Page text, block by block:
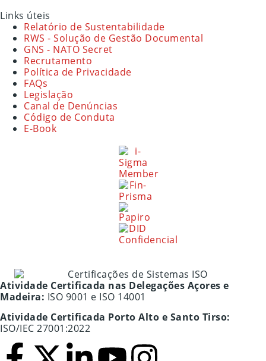
Links úteis
Relatório de Sustentabilidade
RWS - Solução de Gestão Documental
GNS - NATO Secret
Recrutamento
Política de Privacidade
FAQs
Legislação
Canal de Denúncias
Código de Conduta
E-Book
Atividade Certificada nas Delegações Açores e
Madeira: ISO 9001 e ISO 14001
Atividade Certificada Porto Alto e Santo Tirso:
ISO/IEC 27001:2022